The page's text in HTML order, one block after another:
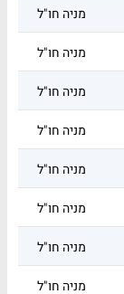
מניה חו"ל
מניה חו"ל
מניה חו"ל
מניה חו"ל
מניה חו"ל
מניה חו"ל
מניה חו"ל
מניה חו"ל